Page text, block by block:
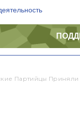
Партийцы